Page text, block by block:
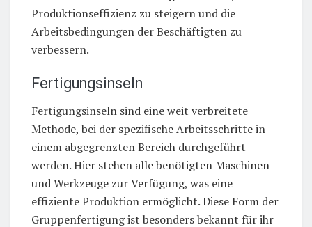
Produktionseffizienz zu steigern und die
Arbeitsbedingungen der Beschäftigten zu
verbessern.
Fertigungsinseln
Fertigungsinseln sind eine weit verbreitete
Methode, bei der spezifische Arbeitsschritte in
einem abgegrenzten Bereich durchgeführt
werden. Hier stehen alle benötigten Maschinen
und Werkzeuge zur Verfügung, was eine
effiziente Produktion ermöglicht. Diese Form der
Gruppenfertigung ist besonders bekannt für ihr